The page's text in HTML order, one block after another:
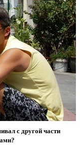
с другой части